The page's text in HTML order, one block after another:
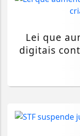
Lei que
digitais